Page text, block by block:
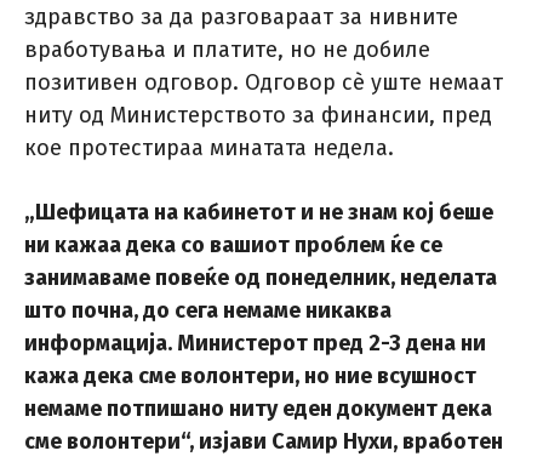
здравство за да разговараат за нивните
вработувања и платите, но не добиле
позитивен одговор. Одговор сè уште немаат
ниту од Министерството за финансии, пред
кое протестираа минатата недела.
„Шефицата на кабинетот и не знам кој беше
ни кажаа дека со вашиот проблем ќе се
занимаваме повеќе од понеделник, неделата
што почна, до сега немаме никаква
информација. Министерот пред 2-3 дена ни
кажа дека сме волонтери, но ние всушност
немаме потпишано ниту еден документ дека
сме волонтери“, изјави Самир Нухи, вработен